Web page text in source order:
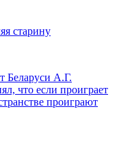
старину
Беларуси А.Г.
что если проиграет
проиграют